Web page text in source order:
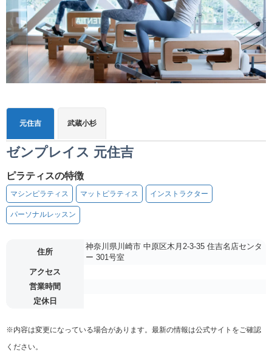
元住吉 武蔵小杉
ゼンプレイス 元住吉
ピラティスの特徴
マシンピラティス マットピラティス インストラクター
パーソナルレッスン
住所
神奈川県川崎市 中原区木月2-3-35 住吉名店センタ
ー 301号室
アクセス
営業時間
定休日
※内容は変更になっている場合があります。最新の情報は公式サイトをご確認
ください。